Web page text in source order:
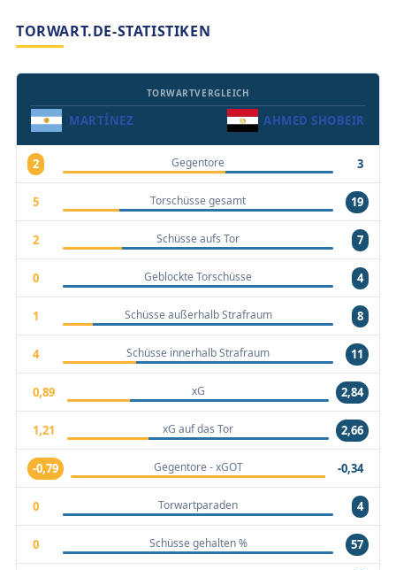
TORWART.DE-STATISTIKEN
MARTÍNEZ
TORWARTVERGLEICH
AHMED SHOBEIR
2 Gegentore 3
5 Torschüsse gesamt 19
2 Schüsse aufs Tor 7
0 Geblockte Torschüsse 4
1 Schüsse außerhalb Strafraum 8
4 Schüsse innerhalb Strafraum 11
0,89 xG 2,84
1,21 xG auf das Tor 2,66
-0,79 Gegentore - xGOT -0,34
0 Torwartparaden 4
0 Schüsse gehalten % 57